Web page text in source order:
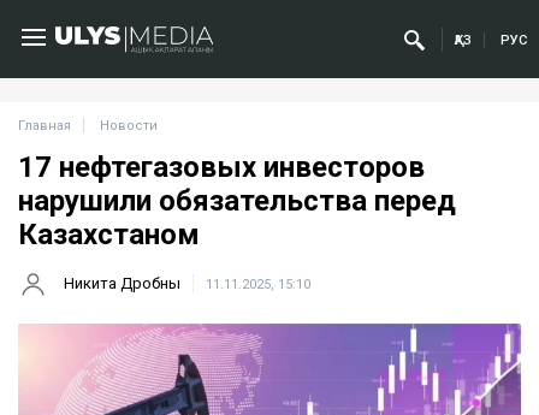
ҚАЗ РУС
Главная Новости
17 нефтегазовых инвесторов
нарушили обязательства перед
Казахстаном
Никита Дробны 11.11.2025, 15:10